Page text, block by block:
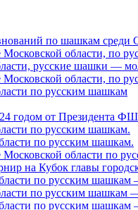
по шашкам
области, по
русские шашки —
области, по
по русским шашкам
годом от Президента
по русским шашкам.
по русским шашкам.
Московской области по
на Кубок главы
по русским шашкам
по русским шашкам
по русским шашкам